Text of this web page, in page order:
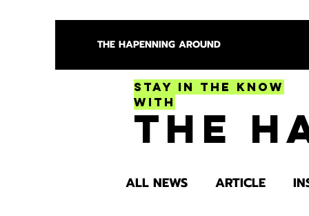
THE HAPENNING AROUND
Stay in the Know
With
The
ALL NEWS ARTICLE